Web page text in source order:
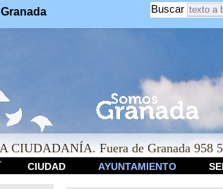
Buscar
CIUDADANÍA. Fuera de Granada 958
CIUDAD AYUNTAMIENTO